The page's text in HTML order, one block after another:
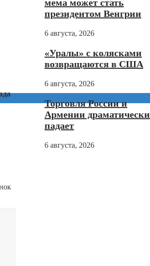
мема может стать
президентом Венгрии
6 августа, 2026
«Уралы» с колясками
возвращаются в США
6 августа, 2026
Торговля России и
Армении драматически
падает
6 августа, 2026